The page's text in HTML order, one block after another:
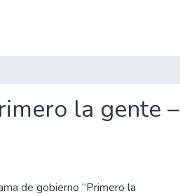
la gente –
de gobierno “Primero la